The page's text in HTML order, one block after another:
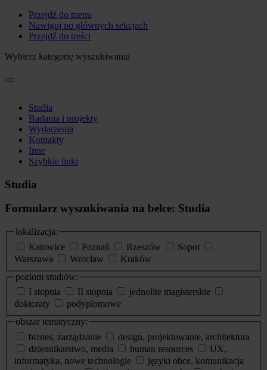
Przejdź do menu
Nawiguj po głównych sekcjach
Przejdź do treści
Wybierz kategorię wyszukiwania
Studia
Badania i projekty
Wydarzenia
Kontakty
Inne
Szybkie linki
Studia
Formularz wyszukiwania na belce: Studia
lokalizacja:
Katowice
Poznań Rzeszów
Sopot
Warszawa
Wrocław
Kraków
poziom studiów:
I stopnia
II stopnia
jednolite magisterskie
doktoraty
podyplomowe
obszar tematyczny:
biznes, zarządzanie
design, projektowanie, architektura
dziennikarstwo, media
human resources
UX,
informatyka, nowe technologie
języki obce, komunikacja